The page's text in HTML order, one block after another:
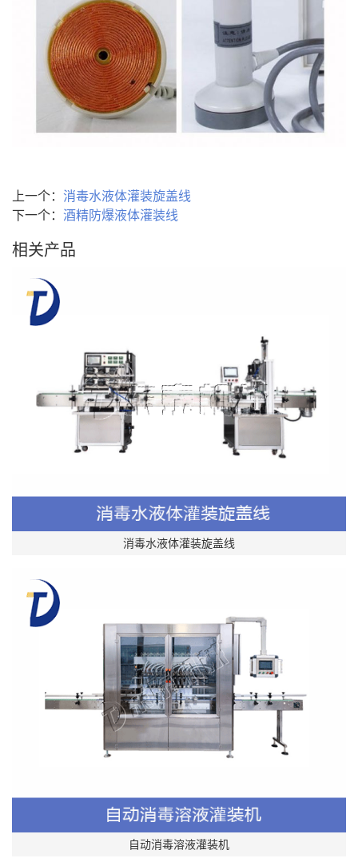
上一个： 消毒水液体灌装旋盖线
下一个： 酒精防爆液体灌装线
相关产品
消毒水液体灌装旋盖线
自动消毒溶液灌装机